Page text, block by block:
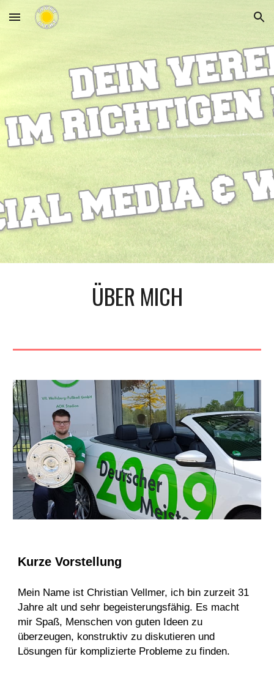
Skip to main content Skip to navigation
ÜBER MICH
Kurze Vorstellung
Mein Name ist Christian Vellmer, ich bin zurzeit 31
Jahre alt und sehr begeisterungsfähig. Es macht
mir Spaß, Menschen von guten Ideen zu
überzeugen, konstruktiv zu diskutieren und
Lösungen für komplizierte Probleme zu finden.